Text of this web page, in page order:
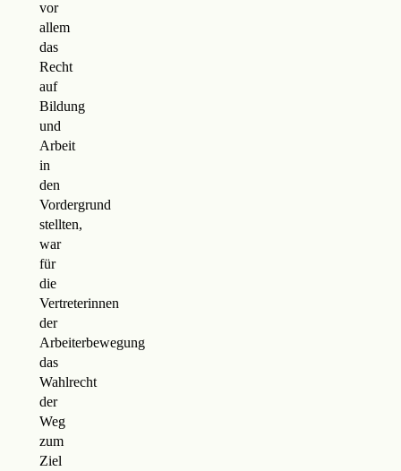
vor
allem
das
Recht
auf
Bildung
und
Arbeit
in
den
Vordergrund
stellten,
war
für
die
Vertreterinnen
der
Arbeiterbewegung
das
Wahlrecht
der
Weg
zum
Ziel